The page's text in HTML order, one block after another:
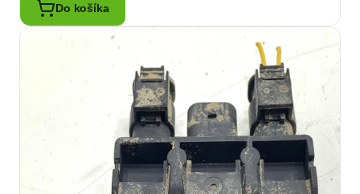
Do košíka